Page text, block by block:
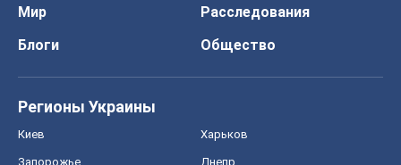
Мир
Расследования
Блоги
Общество
Регионы Украины
Киев Харьков
Запорожье Днепр